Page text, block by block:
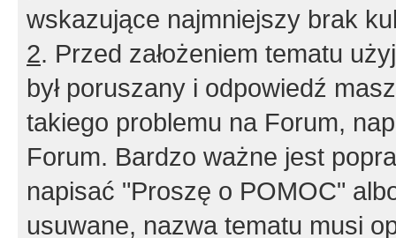
wskazujące najmniejszy brak
2. Przed założeniem tematu
był poruszany i odpowiedź
takiego problemu na Forum,
Forum. Bardzo ważne jest
napisać "Proszę o POMOC"
usuwane, nazwa tematu musi